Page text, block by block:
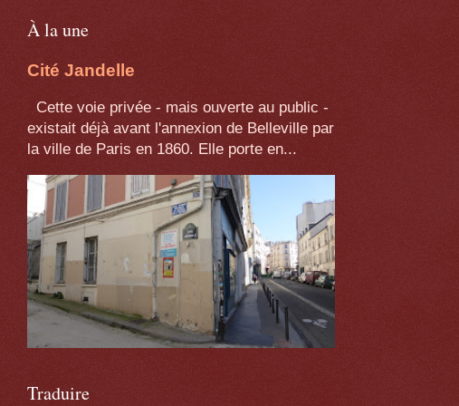
À la une
Cité Jandelle
Cette voie privée - mais ouverte au public -
existait déjà avant l'annexion de Belleville par
la ville de Paris en 1860. Elle porte en...
Traduire